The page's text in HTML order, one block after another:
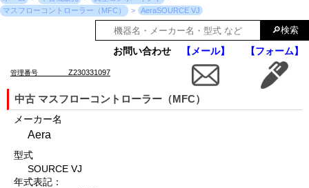
マスフローコントローラー（MFC）
AeraSOURCE VJ
お問い合わせ 【メール】 【フォーム】
管理番号 Z230331097
中古 マスフローコントローラー（MFC）
メーカー名
Aera
型式
SOURCE VJ
年式表記：